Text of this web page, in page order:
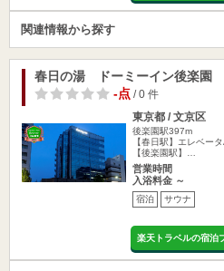
関連情報から探す
春日の湯 ドーミーイン後楽園
-点 / 0 件
東京都 / 文京区
後楽園駅397m
【春日駅】エレベー
【後楽園駅】…
営業時間
入浴料金 ～
宿泊 サウナ
楽天トラベルの宿泊